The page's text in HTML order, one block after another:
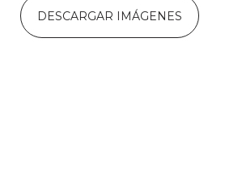
DESCARGAR IMÁGENES